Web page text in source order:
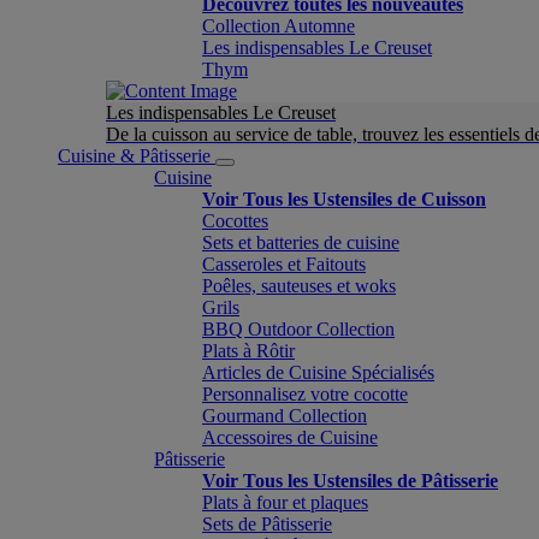
Découvrez toutes les nouveautés
Collection Automne
Les indispensables Le Creuset
Thym
Les indispensables Le Creuset
De la cuisson au service de table, trouvez les essentiels
Cuisine & Pâtisserie
Cuisine
Voir Tous les Ustensiles de Cuisson
Cocottes
Sets et batteries de cuisine
Casseroles et Faitouts
Poêles, sauteuses et woks
Grils
BBQ Outdoor Collection
Plats à Rôtir
Articles de Cuisine Spécialisés
Personnalisez votre cocotte
Gourmand Collection
Accessoires de Cuisine
Pâtisserie
Voir Tous les Ustensiles de Pâtisserie
Plats à four et plaques
Sets de Pâtisserie